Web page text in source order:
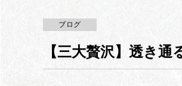
ブログ
【三大贅沢】透き